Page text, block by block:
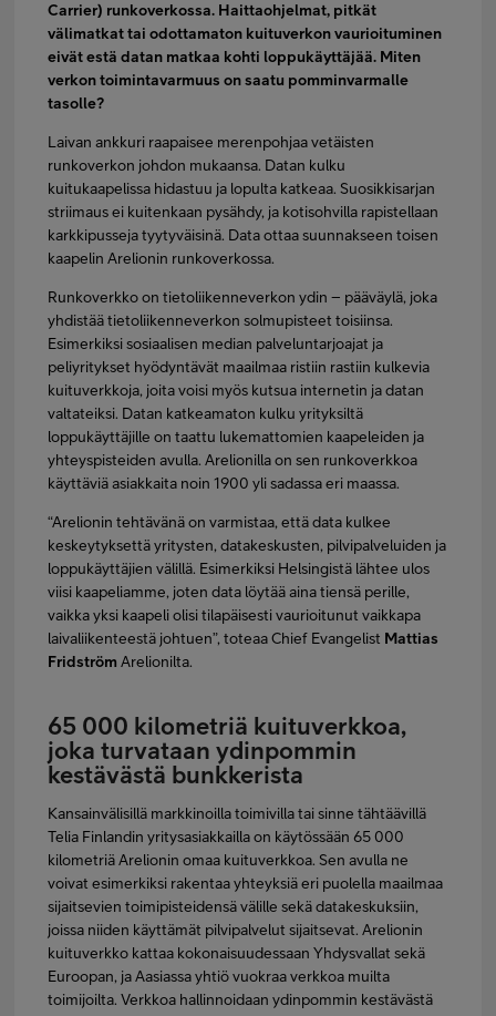
Carrier) runkoverkossa. Haittaohjelmat, pitkät
välimatkat tai odottamaton kuituverkon vaurioituminen
eivät estä datan matkaa kohti loppukäyttäjää. Miten
verkon toimintavarmuus on saatu pomminvarmalle
tasolle?
Laivan ankkuri raapaisee merenpohjaa vetäisten
runkoverkon johdon mukaansa. Datan kulku
kuitukaapelissa hidastuu ja lopulta katkeaa. Suosikkisarjan
striimaus ei kuitenkaan pysähdy, ja kotisohvilla rapistellaan
karkkipusseja tyytyväisinä. Data ottaa suunnakseen toisen
kaapelin Arelionin runkoverkossa.
Runkoverkko on tietoliikenneverkon ydin – pääväylä, joka
yhdistää tietoliikenneverkon solmupisteet toisiinsa.
Esimerkiksi sosiaalisen median palveluntarjoajat ja
peliyritykset hyödyntävät maailmaa ristiin rastiin kulkevia
kuituverkkoja, joita voisi myös kutsua internetin ja datan
valtateiksi. Datan katkeamaton kulku yrityksiltä
loppukäyttäjille on taattu lukemattomien kaapeleiden ja
yhteyspisteiden avulla. Arelionilla on sen runkoverkkoa
käyttäviä asiakkaita noin 1900 yli sadassa eri maassa.
“Arelionin tehtävänä on varmistaa, että data kulkee
keskeytyksettä yritysten, datakeskusten, pilvipalveluiden ja
loppukäyttäjien välillä. Esimerkiksi Helsingistä lähtee ulos
viisi kaapeliamme, joten data löytää aina tiensä perille,
vaikka yksi kaapeli olisi tilapäisesti vaurioitunut vaikkapa
laivaliikenteestä johtuen”, toteaa Chief Evangelist Mattias
Fridström Arelionilta.
65 000 kilometriä kuituverkkoa,
joka turvataan ydinpommin
kestävästä bunkkerista
Kansainvälisillä markkinoilla toimivilla tai sinne tähtäävillä
Telia Finlandin yritysasiakkailla on käytössään 65 000
kilometriä Arelionin omaa kuituverkkoa. Sen avulla ne
voivat esimerkiksi rakentaa yhteyksiä eri puolella maailmaa
sijaitsevien toimipisteidensä välille sekä datakeskuksiin,
joissa niiden käyttämät pilvipalvelut sijaitsevat. Arelionin
kuituverkko kattaa kokonaisuudessaan Yhdysvallat sekä
Euroopan, ja Aasiassa yhtiö vuokraa verkkoa muilta
toimijoilta. Verkkoa hallinnoidaan ydinpommin kestävästä